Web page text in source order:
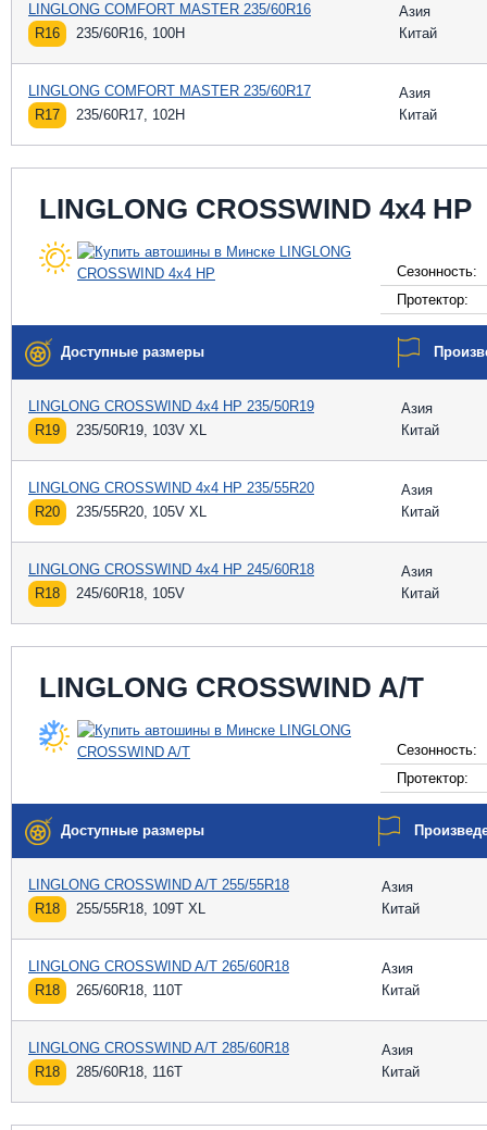
LINGLONG COMFORT MASTER 235/60R16
R16
235/60R16, 100H
Азия
Китай
LINGLONG COMFORT MASTER 235/60R17
R17
235/60R17, 102H
Азия
Китай
LINGLONG CROSSWIND 4x4 HP
Сезонность:
Протектор:
Доступные размеры
LINGLONG CROSSWIND 4x4 HP 235/50R19
R19
235/50R19, 103V XL
Азия
Китай
LINGLONG CROSSWIND 4x4 HP 235/55R20
R20
235/55R20, 105V XL
Азия
Китай
LINGLONG CROSSWIND 4x4 HP 245/60R18
R18
245/60R18, 105V
Азия
Китай
LINGLONG CROSSWIND A/T
Сезонность:
Протектор:
Доступные размеры
LINGLONG CROSSWIND A/T 255/55R18
R18
255/55R18, 109T XL
Азия
Китай
LINGLONG CROSSWIND A/T 265/60R18
R18
265/60R18, 110T
Азия
Китай
LINGLONG CROSSWIND A/T 285/60R18
R18
285/60R18, 116T
Азия
Китай